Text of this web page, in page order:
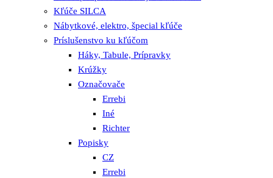
Kľúče SILCA
Nábytkové, elektro, špecial kľúče
Príslušenstvo ku kľúčom
Háky, Tabule, Prípravky
Krúžky
Označovače
Errebi
Iné
Richter
Popisky
CZ
Errebi